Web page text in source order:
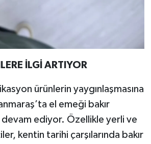
İLGİ ARTIYOR
ürünlerin yaygınlaşmasına
el emeği bakır
ediyor. Özellikle yerli ve
kentin tarihi çarşılarında bakır